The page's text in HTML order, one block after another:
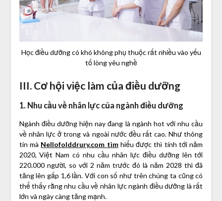
Học điều dưỡng có khó không phụ thuộc rất nhiều vào yếu
tố lòng yêu nghề
III. Cơ hội việc làm của điều dưỡng
1. Nhu cầu về nhân lực của ngành điều dưỡng
Ngành điều dưỡng hiện nay đang là ngành hot với nhu cầu
về nhân lực ở trong và ngoài nước đều rất cao. Như thông
tin mà Nellofolddrury.com tìmhiểu được thì tính tới năm
2020, Việt Nam có nhu cầu nhân lực điều dưỡng lên tới
220.000 người, so với 2 năm trước đó là năm 2028 thì đã
tăng lên gấp 1,6 lần. Với con số như trên chúng ta cũng có
thể thấy rằng nhu cầu về nhân lực ngành điều dưỡng là rất
lớn và ngày càng tăng mạnh.